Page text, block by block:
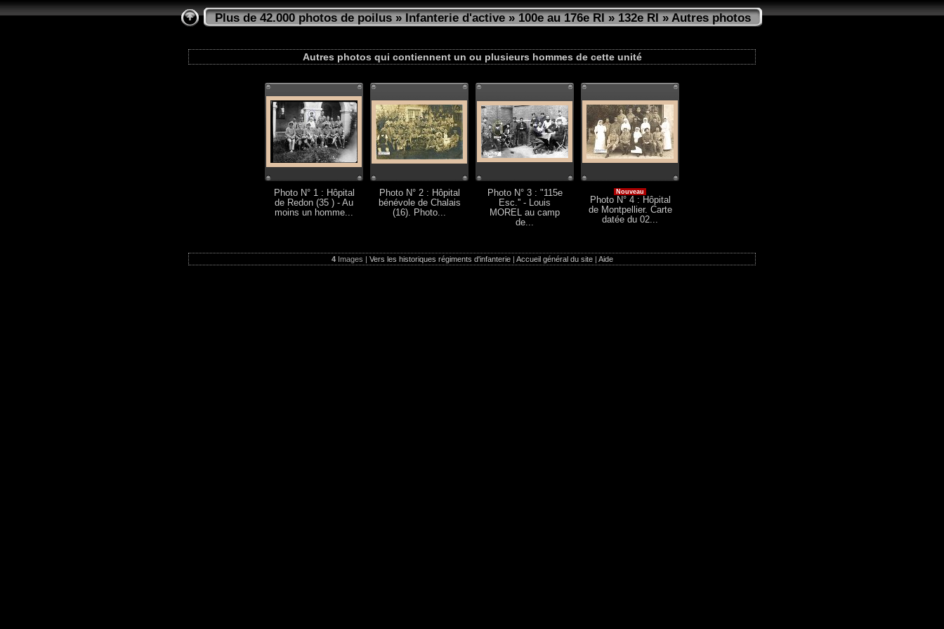
Plus de 42.000 photos de poilus»Infanterie d'active»100e au 176e RI»132e RI» Autres photos
Autres photos qui contiennent un ou plusieurs hommes de cette unité
Photo N° 1 : Hôpital
de Redon (35 ) - Au
moins un homme...
Photo N° 2 : Hôpital
bénévole de Chalais
(16). Photo...
Photo N° 3 : "115e
Esc.'' - Louis
MOREL au camp
de...
Nouveau
Photo N° 4 : Hôpital
de Montpellier. Carte
datée du 02...
4Images | Vers les historiques régiments d'infanterie| Accueil général du site| Aide